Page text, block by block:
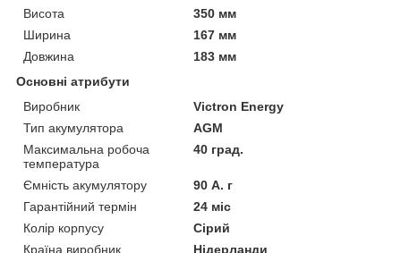
Висота
350 мм
Ширина
167 мм
Довжина
183 мм
Основні атрибути
Виробник
Victron Energy
Тип акумулятора
AGM
Максимальна робоча
температура
40 град.
Ємність акумулятору
90 А. г
Гарантійний термін
24 міс
Колір корпусу
Сірий
Країна виробник
Нідерланди